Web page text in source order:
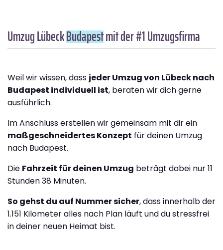
Umzug LübeckBudapestmit der #1 Umzugsfirma
Weil wir wissen, dass jeder Umzug von Lübeck nach
Budapest individuell ist, beraten wir dich gerne
ausführlich.
Im Anschluss erstellen wir gemeinsam mit dir ein
maßgeschneidertes Konzept für deinen Umzug
nach Budapest.
Die Fahrzeit für deinen Umzug beträgt dabei nur 11
Stunden 38 Minuten.
So gehst du auf Nummer sicher, dass innerhalb der
1.151 Kilometer alles nach Plan läuft und du stressfrei
in deiner neuen Heimat bist.